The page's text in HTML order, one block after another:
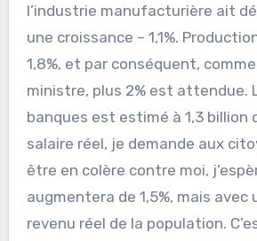
l’industrie manufacturière ait
une croissance – 1,1%.
1,8%, et par conséquent, comme
ministre, plus 2% est attendue.
banques est estimé à 1,3 billion
salaire réel, je demande aux
être en colère contre moi,
augmentera de 1,5%, mais avec
revenu réel de la population.